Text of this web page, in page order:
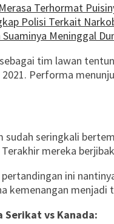
Terhormat
Polisi Terkait
Suaminya Meninggal
tim lawan
Performa
seringkali
mereka
pertandingan ini
kemenangan
Serikat vs Kanada: